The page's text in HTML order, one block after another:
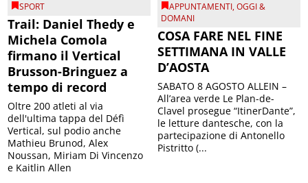
SPORT
Trail: Daniel Thedy e
Michela Comola
firmano il Vertical
Brusson-Bringuez a
tempo di record
Oltre 200 atleti al via
dell'ultima tappa del Défì
Vertical, sul podio anche
Mathieu Brunod, Alex
Noussan, Miriam Di Vincenzo
e Kaitlin Allen
APPUNTAMENTI,OGGI &
DOMANI
COSA FARE NEL FINE
SETTIMANA IN VALLE
D’AOSTA
SABATO 8 AGOSTO ALLEIN –
All’area verde Le Plan-de-
Clavel prosegue “ItinerDante”,
le letture dantesche, con la
partecipazione di Antonello
Pistritto (...